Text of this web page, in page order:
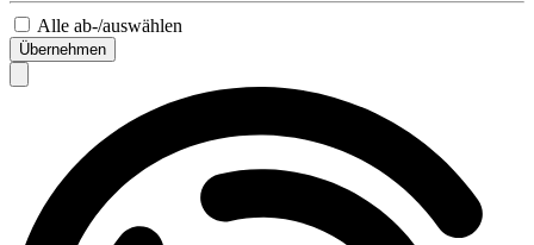
Alle ab-/auswählen
Übernehmen